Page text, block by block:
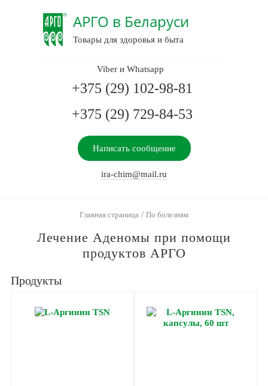
АРГО в Беларуси
Товары для здоровья и быта
Viber и Whatsapp
+375 (29) 102-98-81
+375 (29) 729-84-53
Написать сообщение
ira-chim@mail.ru
Главная страница / По болезням
Лечение Аденомы при помощи
продуктов АРГО
Продукты